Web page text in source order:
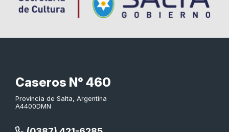
Caseros N° 460
Provincia de Salta, Argentina
A4400DMN